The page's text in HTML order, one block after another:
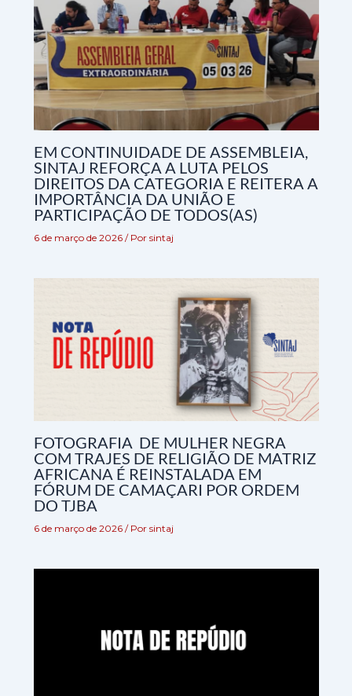
EM CONTINUIDADE DE ASSEMBLEIA,
SINTAJ REFORÇA A LUTA PELOS
DIREITOS DA CATEGORIA E REITERA A
IMPORTÂNCIA DA UNIÃO E
PARTICIPAÇÃO DE TODOS(AS)
6 de março de 2026 / Por sintaj
FOTOGRAFIA DE MULHER NEGRA
COM TRAJES DE RELIGIÃO DE MATRIZ
AFRICANA É REINSTALADA EM
FÓRUM DE CAMAÇARI POR ORDEM
DO TJBA
6 de março de 2026 / Por sintaj